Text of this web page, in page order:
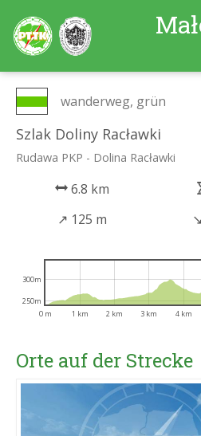
wanderweg, grün
Szlak Doliny Racławki
Rudawa PKP - Dolina Racławki
6.8 km
↗ 125 m ↘
0 m 1 km 2 km 3 km 4 km
250m
300m
Orte auf der Strecke